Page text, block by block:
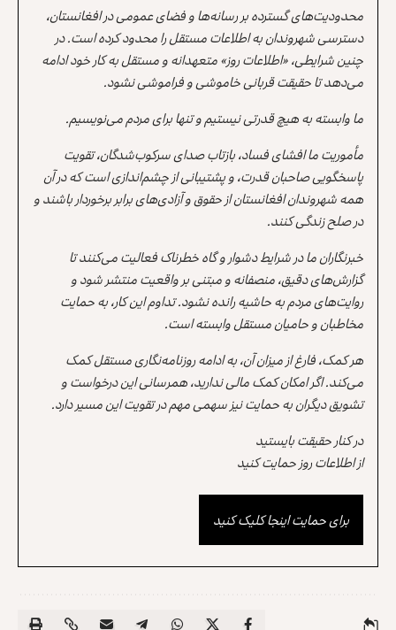
محدودیت‌های گسترده بر رسانه‌ها و فضای عمومی در افغانستان،
دسترسی شهروندان به اطلاعات مستقل را محدود کرده است. در
چنین شرایطی، «اطلاعات روز» متعهدانه و مستقل به کار خود ادامه
می‌دهد تا حقیقت قربانی خاموشی و فراموشی نشود.
ما وابسته به هیچ قدرتی نیستیم و تنها برای مردم می‌نویسیم.
مأموریت ما افشای فساد، بازتاب صدای سرکوب‌شدگان، تقویت
پاسخگویی صاحبان قدرت، و پشتیبانی از چشم‌اندازی است که در آن
همه شهروندان افغانستان از حقوق و آزادی‌های برابر برخوردار باشند و
در صلح زندگی کنند.
خبرنگاران ما در شرایط دشوار و گاه خطرناک فعالیت می‌کنند تا
گزارش‌های دقیق، منصفانه و مبتنی بر واقعیت منتشر شود و
روایت‌های مردم به حاشیه رانده نشود. تداوم این کار، به حمایت
مخاطبان و حامیان مستقل وابسته است.
هر کمک، فارغ از میزان آن، به ادامه روزنامه‌نگاری مستقل کمک
می‌کند. اگر امکان کمک مالی ندارید، همرسانی این درخواست و
تشویق دیگران به حمایت نیز سهمی مهم در تقویت این مسیر دارد.
در کنار حقیقت بایستید
از اطلاعات روز حمایت کنید
برای حمایت اینجا کلیک کنید